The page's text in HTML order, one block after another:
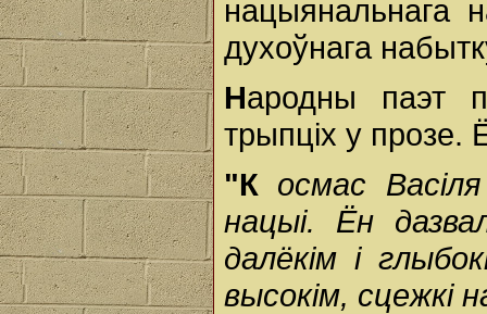
нацыянальнага
духоўнага
Народны паэт
трыпціх у прозе.
"К осмас
нацыі. Ён
далёкім і
высокім, сцежкі